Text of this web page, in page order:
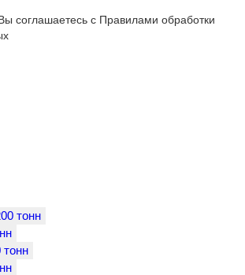
соглашаетесь с Правилами обработки
тонн
тонн